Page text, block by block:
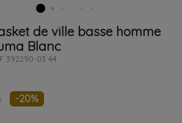
de ville basse homme
Blanc
392290-03 44
-20%